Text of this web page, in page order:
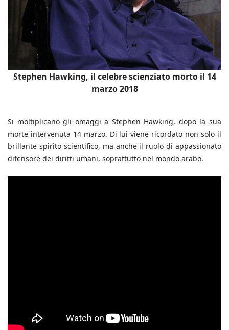
Stephen Hawking, il celebre scienziato morto il 14
marzo 2018
Si moltiplicano gli omaggi a Stephen Hawking, dopo la sua
morte intervenuta 14 marzo. Di lui viene ricordato non solo il
brillante spirito scientifico, ma anche il ruolo di appassionato
difensore dei diritti umani, soprattutto nel mondo arabo.